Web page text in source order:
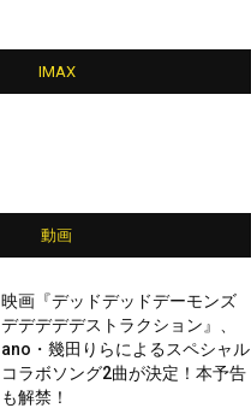
IMAX
動画
映画『デッドデッドデーモンズ
デデデデデストラクション』、
ano・幾田りらによるスペシャル
コラボソング2曲が決定！本予告
も解禁！